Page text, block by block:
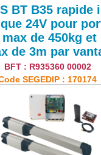
BT B35 rapide
24V pour
de 450kg
de 3m par
BFT : R935360 00002
SEGEDIP : 170174